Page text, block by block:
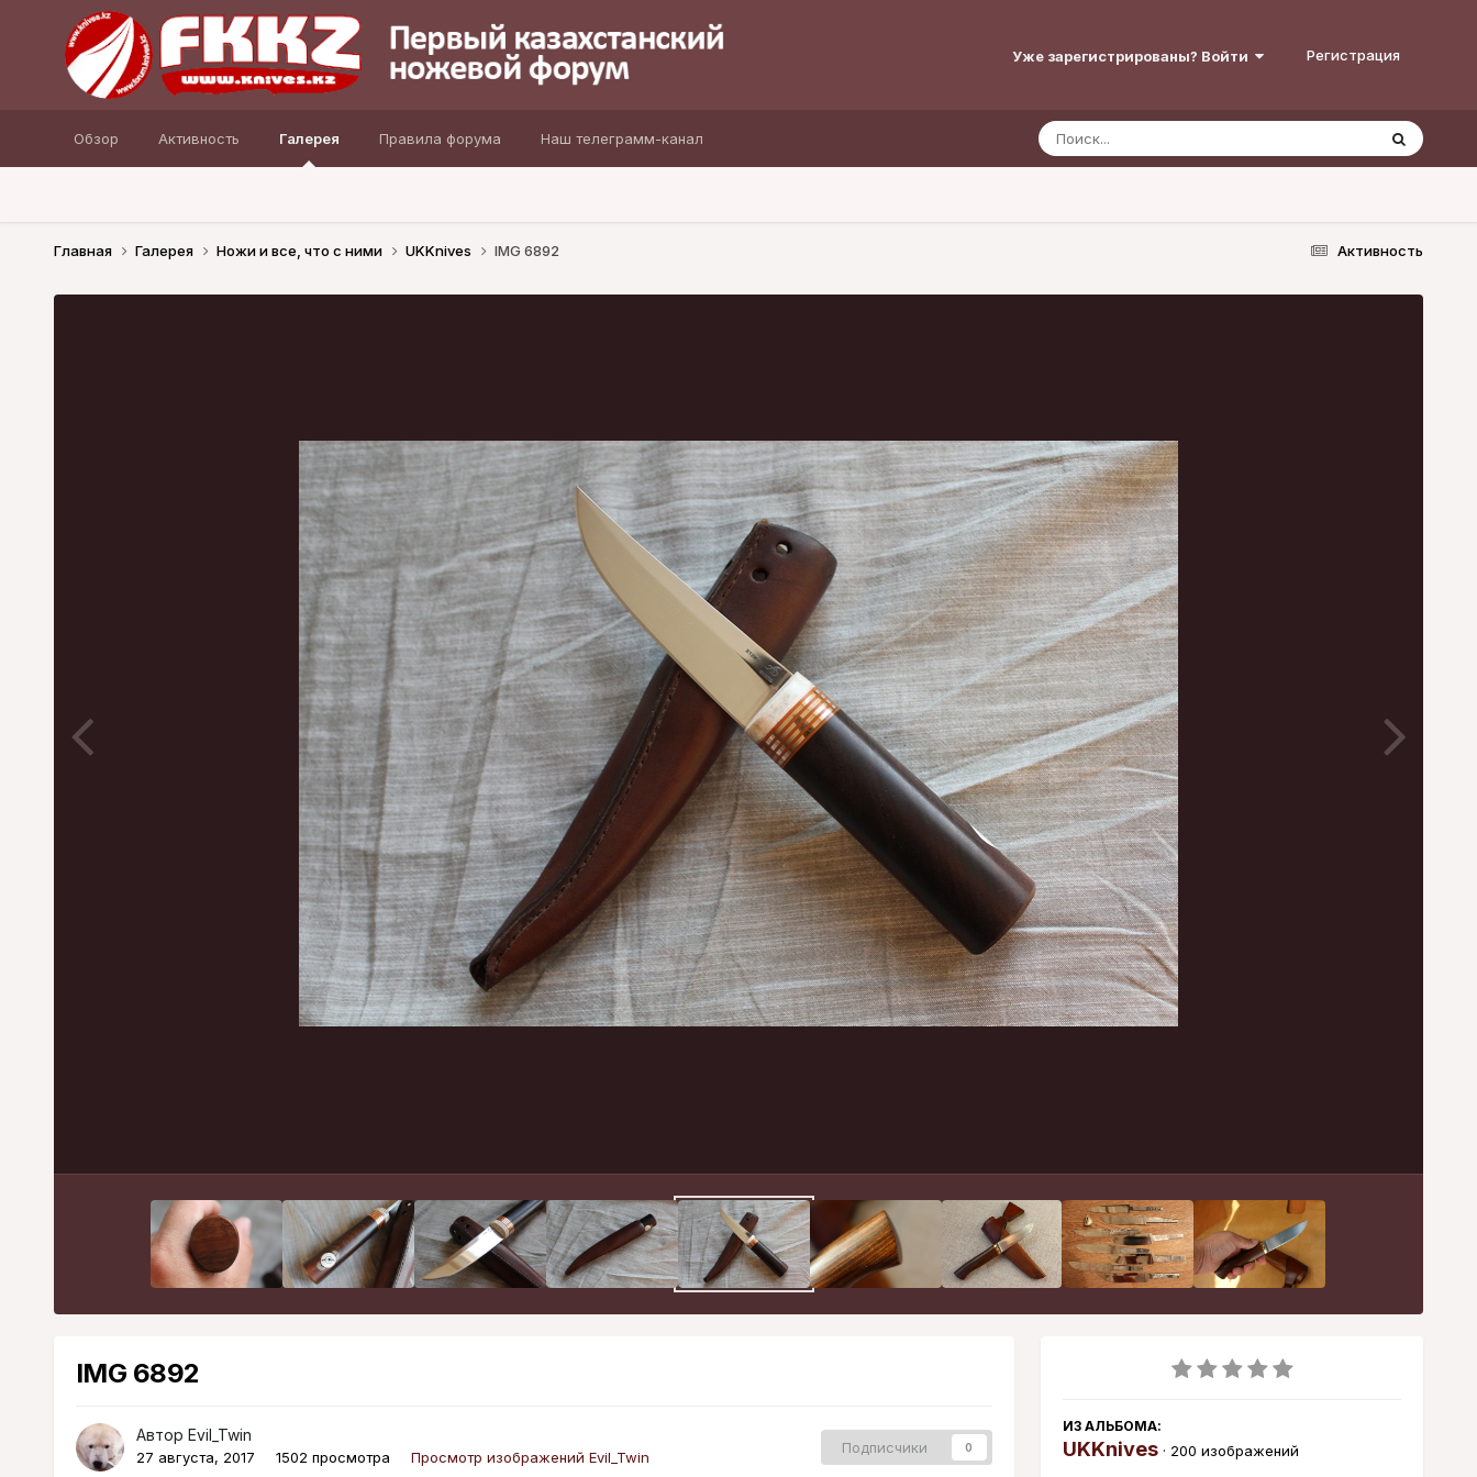
Уже зарегистрированы? Войти Регистрация
Обзор Активность Галерея Правила форума Наш телеграмм-канал
Активность
Главная Галерея Ножи и все, что с ними UKKnives IMG 6892
IMG 6892
Автор Evil_Twin
27 августа, 2017 1502 просмотра Просмотр изображений Evil_Twin
Подписчики 0
ИЗ АЛЬБОМА:
UKKnives · 200 изображений